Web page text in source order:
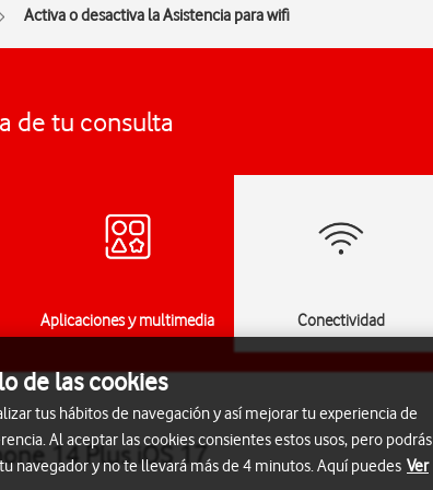
Activa o desactiva la Asistencia para wifi
de tu consulta
Aplicaciones y multimedia Conectividad
14 Plus iOS 17
de las cookies
tus hábitos de navegación y así mejorar tu experiencia de
Al aceptar las cookies consientes estos usos, pero podrás
navegador y no te llevará más de 4 minutos. Aquí puedes Ver